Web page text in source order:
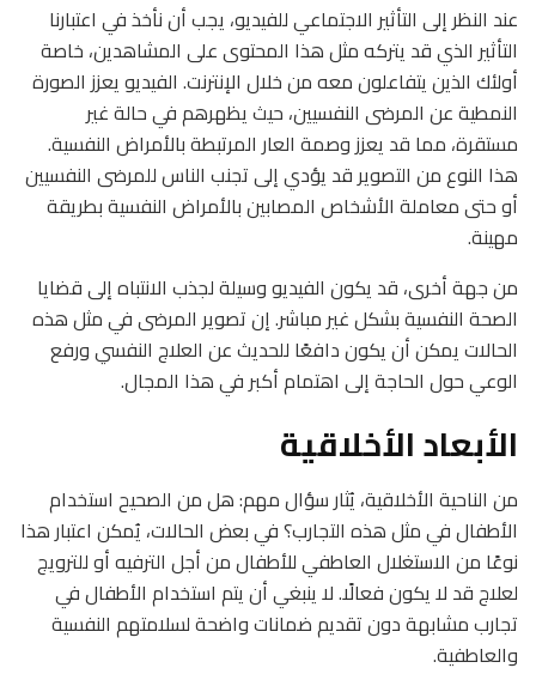
عند النظر إلى التأثير الاجتماعي للفيديو، يجب أن نأخذ في اعتبارنا
التأثير الذي قد يتركه مثل هذا المحتوى على المشاهدين، خاصة
أولئك الذين يتفاعلون معه من خلال الإنترنت. الفيديو يعزز الصورة
النمطية عن المرضى النفسيين، حيث يظهرهم في حالة غير
مستقرة، مما قد يعزز وصمة العار المرتبطة بالأمراض النفسية.
هذا النوع من التصوير قد يؤدي إلى تجنب الناس للمرضى النفسيين
أو حتى معاملة الأشخاص المصابين بالأمراض النفسية بطريقة
مهينة.
من جهة أخرى، قد يكون الفيديو وسيلة لجذب الانتباه إلى قضايا
الصحة النفسية بشكل غير مباشر. إن تصوير المرضى في مثل هذه
الحالات يمكن أن يكون دافعًا للحديث عن العلاج النفسي ورفع
الوعي حول الحاجة إلى اهتمام أكبر في هذا المجال.
الأبعاد الأخلاقية
من الناحية الأخلاقية، يُثار سؤال مهم: هل من الصحيح استخدام
الأطفال في مثل هذه التجارب؟ في بعض الحالات، يُمكن اعتبار هذا
نوعًا من الاستغلال العاطفي للأطفال من أجل الترفيه أو للترويج
لعلاج قد لا يكون فعالًا. لا ينبغي أن يتم استخدام الأطفال في
تجارب مشابهة دون تقديم ضمانات واضحة لسلامتهم النفسية
والعاطفية.